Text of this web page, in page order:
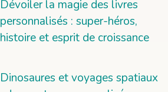
Dévoiler la magie des livres
personnalisés : super-héros,
histoire et esprit de croissance
Dinosaures et voyages spatiaux